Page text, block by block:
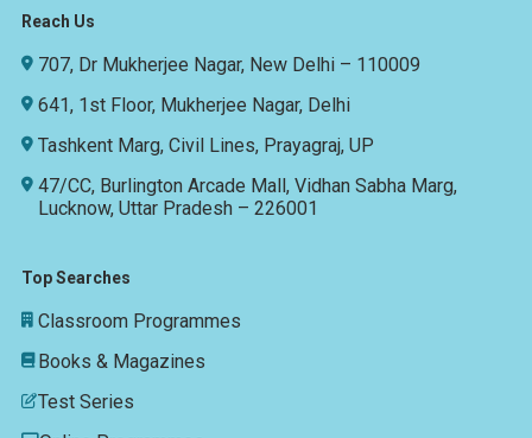
Reach Us
707, Dr Mukherjee Nagar, New Delhi – 110009
641, 1st Floor, Mukherjee Nagar, Delhi
Tashkent Marg, Civil Lines, Prayagraj, UP
47/CC, Burlington Arcade Mall, Vidhan Sabha Marg,
Lucknow, Uttar Pradesh – 226001
Top Searches
Classroom Programmes
Books & Magazines
Test Series